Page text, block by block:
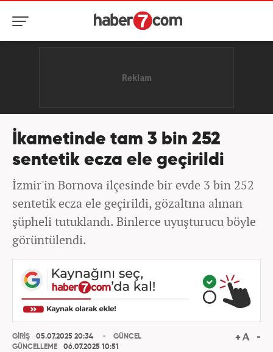
İkametinde tam 3 bin 252
sentetik ecza ele geçirildi
İzmir'in Bornova ilçesinde bir evde 3 bin 252
sentetik ecza ele geçirildi, gözaltına alınan
şüpheli tutuklandı. Binlerce uyuşturucu böyle
görüntülendi.
GİRİŞ
05.07.2025 20:34
GÜNCELLEME
06.07.2025 10:51
GÜNCEL